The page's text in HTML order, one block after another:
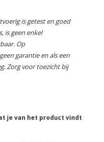
is getest en goed
is geen enkel
Op
garantie en als een
Zorg voor toezicht bij
je van het product vindt